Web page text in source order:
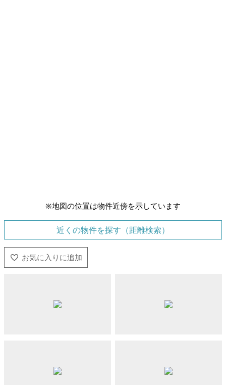
※地図の位置は物件近傍を示しています
近くの物件を探す（距離検索）